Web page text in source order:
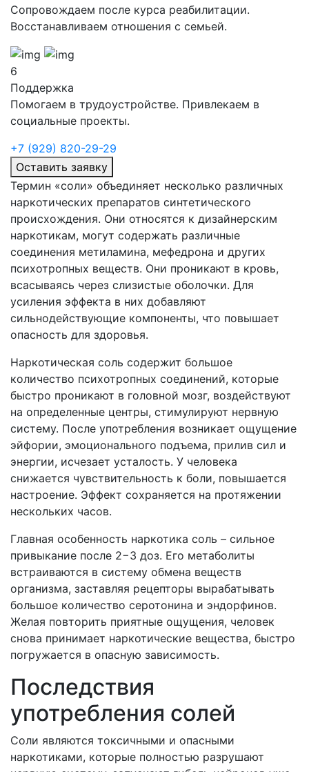
Сопровождаем после курса реабилитации.
Восстанавливаем отношения с семьей.
6
Поддержка
Помогаем в трудоустройстве. Привлекаем в
социальные проекты.
+7 (929) 820-29-29
Оставить заявку
Термин «соли» объединяет несколько различных
наркотических препаратов синтетического
происхождения. Они относятся к дизайнерским
наркотикам, могут содержать различные
соединения метиламина, мефедрона и других
психотропных веществ. Они проникают в кровь,
всасываясь через слизистые оболочки. Для
усиления эффекта в них добавляют
сильнодействующие компоненты, что повышает
опасность для здоровья.
Наркотическая соль содержит большое
количество психотропных соединений, которые
быстро проникают в головной мозг, воздействуют
на определенные центры, стимулируют нервную
систему. После употребления возникает ощущение
эйфории, эмоционального подъема, прилив сил и
энергии, исчезает усталость. У человека
снижается чувствительность к боли, повышается
настроение. Эффект сохраняется на протяжении
нескольких часов.
Главная особенность наркотика соль – сильное
привыкание после 2−3 доз. Его метаболиты
встраиваются в систему обмена веществ
организма, заставляя рецепторы вырабатывать
большое количество серотонина и эндорфинов.
Желая повторить приятные ощущения, человек
снова принимает наркотические вещества, быстро
погружается в опасную зависимость.
Последствия
употребления солей
Соли являются токсичными и опасными
наркотиками, которые полностью разрушают